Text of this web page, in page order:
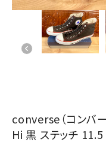
converse（コンバー
Hi 黒 ステッチ